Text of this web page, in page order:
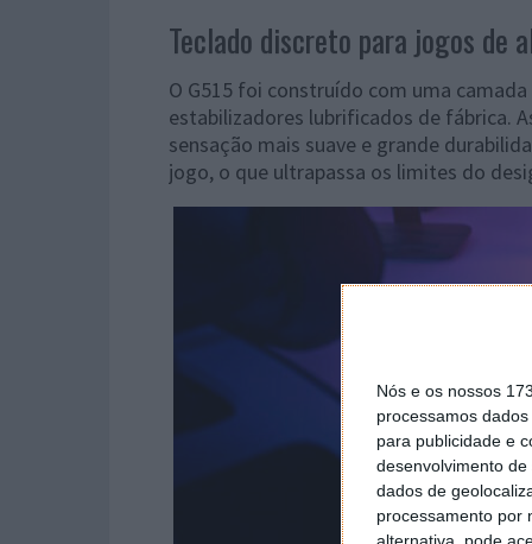
Nós e os nossos
processamos
para publicidade e
desenvolvimento de
dados de
processamento por
Teclado discreto para jogos de
O G515 foi construído com uma
estabilizadores lubrificados de fábrica.
sensação mais suave e grande
jogo, o que ultrapassa os limites do